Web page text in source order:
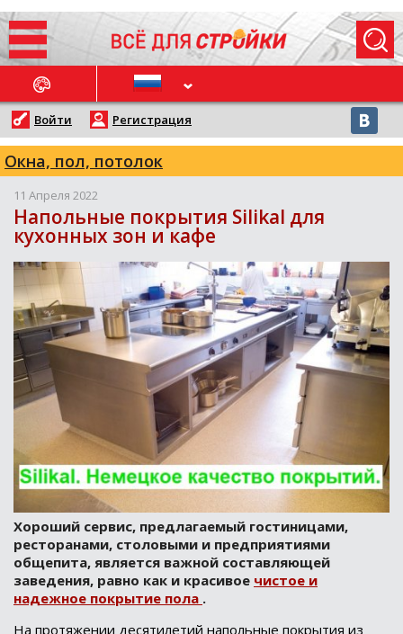
НОВОСТИ
Войти Регистрация
Окна, пол, потолок
11 Апреля 2022
Напольные покрытия Silikal для
кухонных зон и кафе
Хороший сервис, предлагаемый гостиницами,
ресторанами, столовыми и предприятиями
общепита, является важной составляющей
заведения, равно как и красивое чистое и
надежное покрытие пола .
На протяжении десятилетий напольные покрытия из